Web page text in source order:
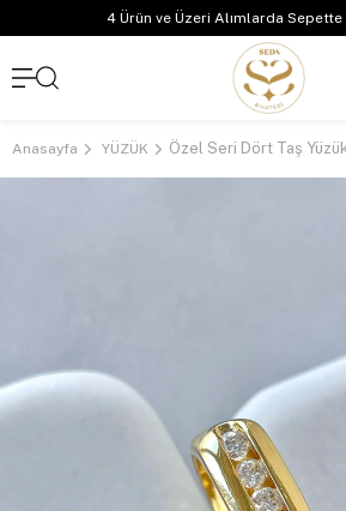
4 Ürün ve Üzeri Alımlarda Sepette
Anasayfa YÜZÜK Özel Seri Dört Taş